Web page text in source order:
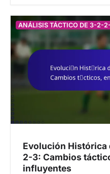
ANÁLISIS TÁCTICO DE 3-2-
Evolución Histórica
2-3: Cambios
influyentes